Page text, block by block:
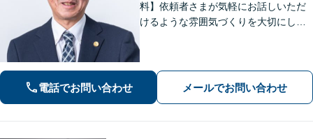
料】依頼者さまが気軽にお話しいただ
けるような雰囲気づくりを大切にして
い。【電話・メール・WEB相談可】
電話でお問い合わせ メールでお問い合わせ